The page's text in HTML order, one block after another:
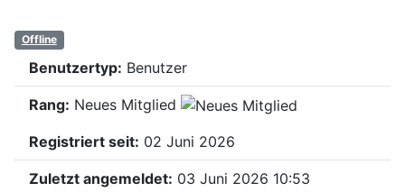
Offline
Benutzertyp: Benutzer
Rang: Neues Mitglied
Registriert seit: 02 Juni 2026
Zuletzt angemeldet: 03 Juni 2026 10:53